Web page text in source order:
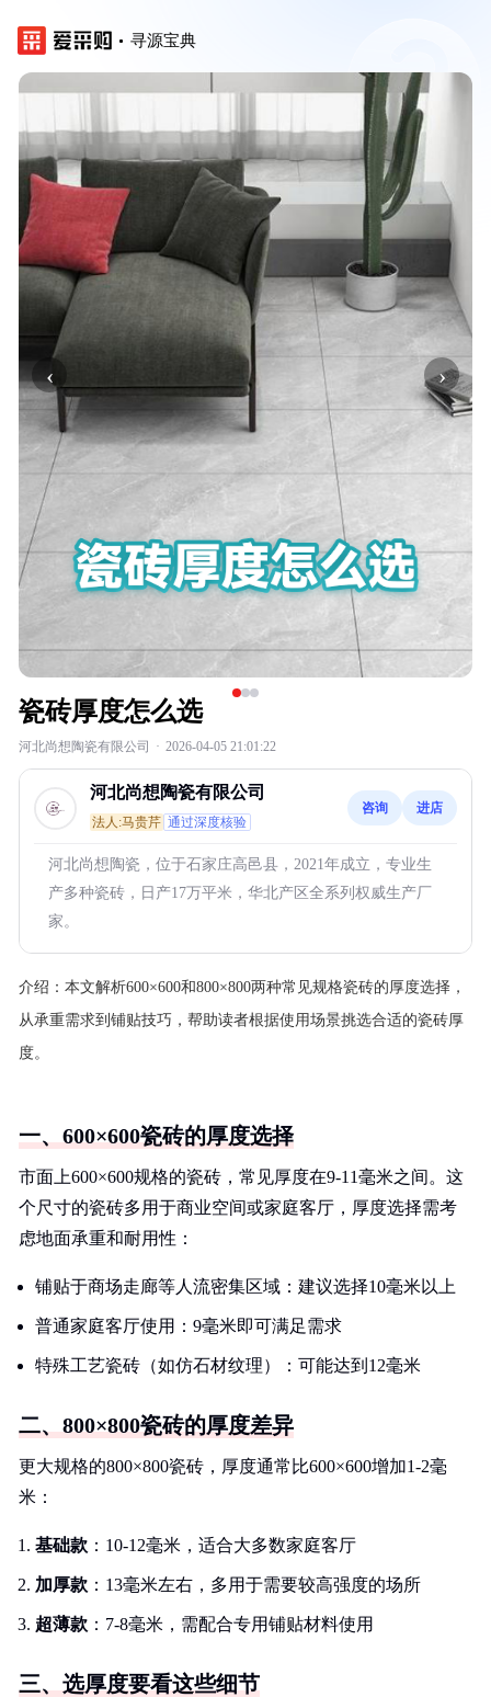
寻源宝典
‹ ›
瓷砖厚度怎么选
河北尚想陶瓷有限公司 · 2026-04-05 21:01:22
河北尚想陶瓷有限公司
法人:马贵芹 通过深度核验
咨询 进店
河北尚想陶瓷，位于石家庄高邑县，2021年成立，专业生
产多种瓷砖，日产17万平米，华北产区全系列权威生产厂
家。
介绍： 本文解析600×600和800×800两种常见规格瓷砖的厚度选择，
从承重需求到铺贴技巧，帮助读者根据使用场景挑选合适的瓷砖厚
度。
一、600×600瓷砖的厚度选择
市面上600×600规格的瓷砖，常见厚度在9-11毫米之间。这
个尺寸的瓷砖多用于商业空间或家庭客厅，厚度选择需考
虑地面承重和耐用性：
铺贴于商场走廊等人流密集区域：建议选择10毫米以上
普通家庭客厅使用：9毫米即可满足需求
特殊工艺瓷砖（如仿石材纹理）：可能达到12毫米
二、800×800瓷砖的厚度差异
更大规格的800×800瓷砖，厚度通常比600×600增加1-2毫
米：
基础款 ：10-12毫米，适合大多数家庭客厅
加厚款 ：13毫米左右，多用于需要较高强度的场所
超薄款 ：7-8毫米，需配合专用铺贴材料使用
三、选厚度要看这些细节